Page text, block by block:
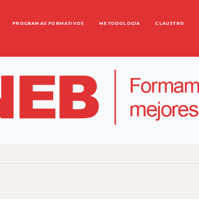
PROGRAMAS FORMATIVOS METODOLOGÍA CLAUSTRO